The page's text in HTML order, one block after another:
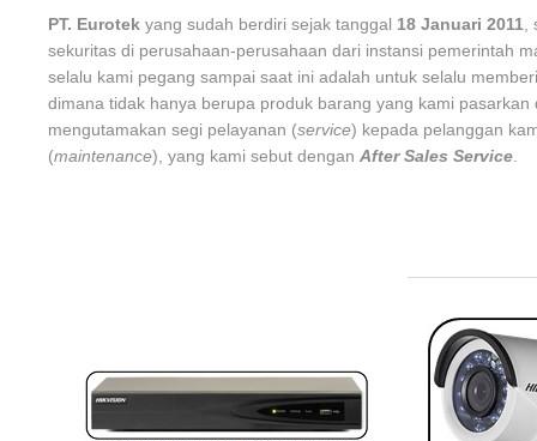
Hard Disk Drive
Others
Time Attendant
Time Attendant +
Access Door
PT. Eurotek yang sudah berdiri sejak tanggal 18 Januari 2011
sekuritas di perusahaan-perusahaan dari instansi pemerintah
selalu kami pegang sampai saat ini adalah untuk selalu
dimana tidak hanya berupa produk barang yang kami
mengutamakan segi pelayanan (service) kepada pelanggan
(maintenance), yang kami sebut dengan After Sales Service